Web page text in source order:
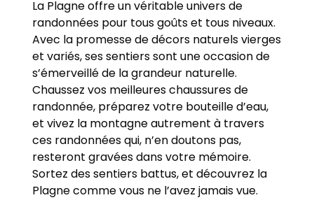
La Plagne offre un véritable univers de
randonnées pour tous goûts et tous niveaux.
Avec la promesse de décors naturels vierges
et variés, ses sentiers sont une occasion de
s’émerveillé de la grandeur naturelle.
Chaussez vos meilleures chaussures de
randonnée, préparez votre bouteille d’eau,
et vivez la montagne autrement à travers
ces randonnées qui, n’en doutons pas,
resteront gravées dans votre mémoire.
Sortez des sentiers battus, et découvrez la
Plagne comme vous ne l’avez jamais vue.